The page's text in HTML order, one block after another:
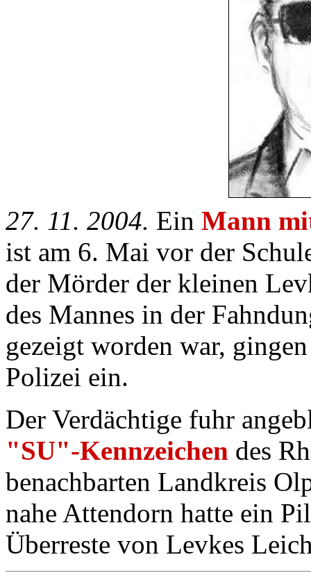
27. 11. 2004. Ein Mann
ist am 6. Mai vor der
der Mörder der kleinen
des Mannes in der
gezeigt worden war,
Polizei ein.
Der Verdächtige fuhr
"SU"-Kennzeichen des
benachbarten Landkreis
nahe Attendorn hatte ein
Überreste von Levkes